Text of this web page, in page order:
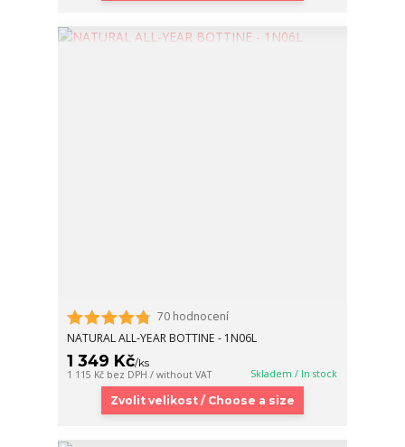
70 hodnocení
NATURAL ALL-YEAR BOTTINE - 1N06L
1 349 Kč/ks
1 115 Kč bez DPH / without VAT Skladem / In stock
Zvolit velikost / Choose a size